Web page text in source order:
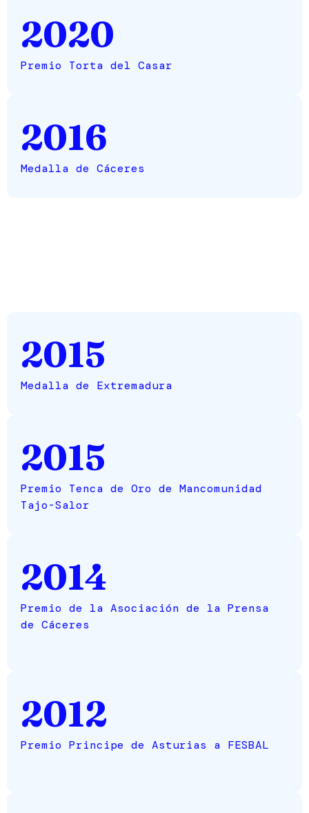
2020
Premio Torta del Casar
2016
Medalla de Cáceres
2015
Medalla de Extremadura
2015
Premio Tenca de Oro de Mancomunidad
Tajo-Salor
2014
Premio de la Asociación de la Prensa
de Cáceres
2012
Premio Principe de Asturias a FESBAL